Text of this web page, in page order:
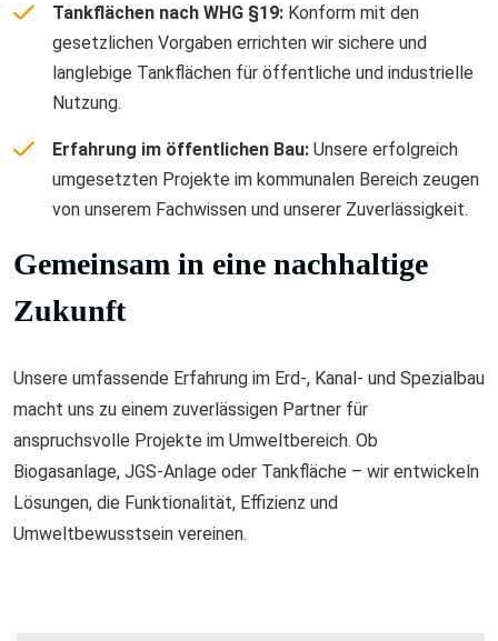
Tankflächen nach WHG §19: Konform mit den
gesetzlichen Vorgaben errichten wir sichere und
langlebige Tankflächen für öffentliche und industrielle
Nutzung.
Erfahrung im öffentlichen Bau: Unsere erfolgreich
umgesetzten Projekte im kommunalen Bereich zeugen
von unserem Fachwissen und unserer Zuverlässigkeit.
Gemeinsam in eine nachhaltige
Zukunft
Unsere umfassende Erfahrung im Erd-, Kanal- und Spezialbau
macht uns zu einem zuverlässigen Partner für
anspruchsvolle Projekte im Umweltbereich. Ob
Biogasanlage, JGS-Anlage oder Tankfläche – wir entwickeln
Lösungen, die Funktionalität, Effizienz und
Umweltbewusstsein vereinen.